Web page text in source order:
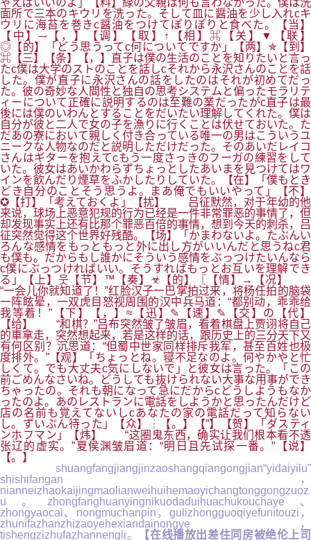
ゃえばいいのよ」【料】緑の父親は何も言わなかった。僕は洗
面所で三本のキウリを洗った。そして皿に醤油を少し入れcキ
ウリに海苔を巻きc醤油をつけてぽりぽりと食べた。【当】
【中】─【，】【调】【取】↑【相】⌘【关】▼【联】
◎【的】「どう思うってc何についてですか」【两】✯【到】
⌘【三】【条】【，】直子は僕の生活のことを知りたいと言っ
たc僕は大学のストのことを話しcそれから永沢さんのことを話
した。僕が直子に永沢さんの話をしたのはそれが初めてだっ
た。彼の奇妙な人間性と独自の思考システムと偏ったモラリテ
ィーについて正確に説明するのは至難の業だったがc直子は最
後には僕のいわんとすることをだいたい理解してくれた。僕は
自分が彼と二人で女の子を漁りに行くことは伏せておいた。た
だあの寮において親しく付き合っている唯一の男はこういうユ
ニークな人物なのだと説明しただけだった。そのあいだレイコ
さんはギターを抱えてcもう一度さっきのフーガの練習をして
いた。彼女はあいかわらずちょっとしたあいまを見つけてはワ
インを飲んだり煙草をふかしたりしていた。【在】「僕もとき
どき自分のことそう思うよ。まあ俺でもいいやって」【不】
✪【打】「考えておくよ」【扰】 吕征默然，对于年幼的他
来说，球场上恶意犯规的行为已经是一件非常罪恶的事情了，但
却发现事实上还有比那个罪恶百倍的事情，想到今天的刺杀，吕
征突然觉得这个世界好残酷。【场】「かまわないよ。たぶんい
ろんな感情をもっともっと外に出し方がいいんだと思うねc君
も僕も。だからもし誰かにそういう感情をぶっつけたいんなら
c僕にぶっつければいい。そうすればもっとお互いを理解でき
る」【上】웃【节】™【奏】☣【的】〖【情】→【况】
“一会儿你就知道了！”红脸汉子一巴掌拍过来，将杨任拍的脑袋
一阵眩晕，一双虎目怒视周围的汉中兵马道：“都别动，乖乖给
我等着！”【下】【，】≈【迅】✎【速】✎【交】の【代】
【给】 “和棋？”吕布突然皱了皱眉，看着棋盘上贾诩将自己
的車拿走，突然想起来，若是这样的话，跟历史上的三分天下又
有何区别？沉思道：“但蜀中世家同样排斥我军，甚至百姓也极
度排外。”【观】「ちょっとね。寝不足なのよ。何やかやと忙
しくて。でも大丈夫c気にしないで」と彼女は言った。「この
前ごめんなさいね。どうしても抜けられない大事な用事ができ
ちゃったの。それも朝になって急にだからcどうしようもなか
ったのよ。あのレストランに電話をしようかと思ったんだけど
店の名前も覚えてないしcあなたの家の電話だって知らない
し。ずいぶん待った」【众】┆【。】【”】【贺】「ダスティ
ンホフマン」【炜】 “这圈鬼东西，确实让我们根本看不透
张辽的虚实。”夏侯渊皱眉道：“明日且先试探一番。”【说】
【。】
shuangfangjiangjinzaoshangqiangongjian“yidaiyilu”
shishifangan，
nianneizhaokaijingmaolianweihuihemaoyichangtonggongzuoz
u。zhongfanghuanyingnikuodaduihuachukouchaye、
zhongyaocai、nongmuchanpin，gulizhongguoqiyefunitouzi，
zhunifazhanzhizaoyehexiandainongye，
tishengzizhufazhannengli。
【在线播放出差住同房被绝伦上司